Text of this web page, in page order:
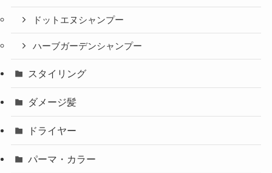
ドットエヌシャンプー
ハーブガーデンシャンプー
スタイリング
ダメージ髪
ドライヤー
パーマ・カラー